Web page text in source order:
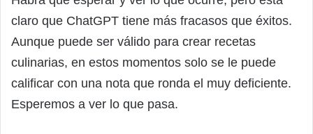
claro que ChatGPT tiene más fracasos que éxitos.
Aunque puede ser válido para crear recetas
culinarias, en estos momentos solo se le puede
calificar con una nota que ronda el muy deficiente.
Esperemos a ver lo que pasa.